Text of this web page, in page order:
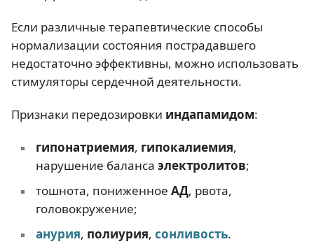
Если различные терапевтические способы
нормализации состояния пострадавшего
недостаточно эффективны, можно использовать
стимуляторы сердечной деятельности.
Признаки передозировки индапамидом:
гипонатриемия, гипокалиемия,
нарушение баланса электролитов;
тошнота, пониженное АД, рвота,
головокружение;
анурия, полиурия, сонливость.